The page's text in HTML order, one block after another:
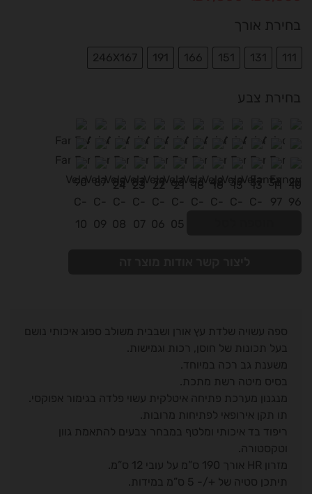
עד
בחירת אורך
111
131
151
166
191
246X167
בחירת צבע
ספה עשויה שלדת עץ אורן ושבבית משולב ספוג איכותי נושם
בעל תכונות של חוסן, רכות וגמישות.
משענת גב רכה במיוחד.
בסיס מיטה רשת מתכת.
מנגנון מערכת פתיחה איטלקית עשוי פלדה בגימור אפוקסי.
תו תקן אירופאי לפתיחות מרובות.
ריפוד בד איכותי ומלטף במבחר צבעים להתאמת גוון
וטקסטורה.
מזרון HR אורך 190 ס”מ על עובי 12 ס”מ.
תיתכן סטיה של +/- 5 ס”מ במידות.